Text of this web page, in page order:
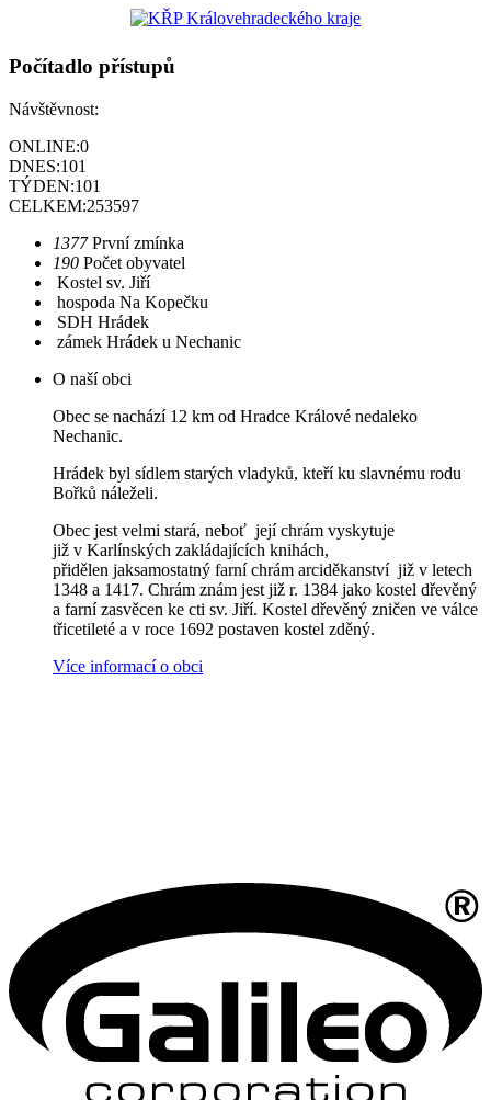
Počítadlo přístupů
Návštěvnost:
ONLINE:0
DNES:101
TÝDEN:101
CELKEM:253597
1377 První zmínka
190 Počet obyvatel
Kostel sv. Jiří
hospoda Na Kopečku
SDH Hrádek
zámek Hrádek u Nechanic
O naší obci
Obec se nachází 12 km od Hradce Králové nedaleko
Nechanic.
Hrádek byl sídlem starých vladyků, kteří ku slavnému rodu
Bořků náleželi.
Obec jest velmi stará, neboť její chrám vyskytuje
již v Karlínských zakládajících knihách,
přidělen jaksamostatný farní chrám arciděkanství již v letech
1348 a 1417. Chrám znám jest již r. 1384 jako kostel dřevěný
a farní zasvěcen ke cti sv. Jiří. Kostel dřevěný zničen ve válce
třicetileté a v roce 1692 postaven kostel zděný.
Více informací o obci